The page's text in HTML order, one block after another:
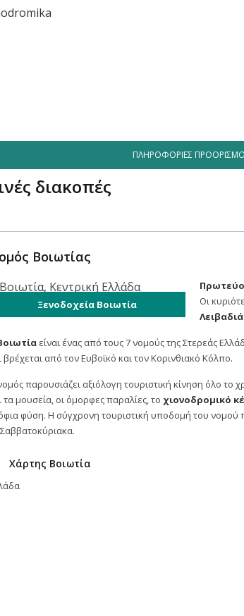
ΠΛΗΡΟΦΟΡΊΕΣ
διακοπές
Βοιωτίας
Ξενοδοχεία Βοιωτία
Οι
είναι ένας από τους 7 νομούς της Στερεάς
βρέχεται από τον Ευβοϊκό και τον Κορινθιακό Κόλπο.
παρουσιάζει αξιόλογη τουριστική κίνηση όλο
τα μουσεία, οι όμορφες παραλίες, το χιονοδρομικό
φύση. Η σύγχρονη τουριστική υποδομή του νομού
Χάρτης Βοιωτία